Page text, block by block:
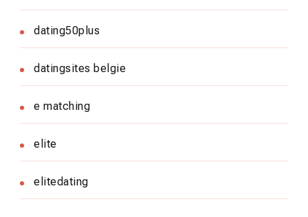
dating50plus
datingsites belgie
e matching
elite
elitedating